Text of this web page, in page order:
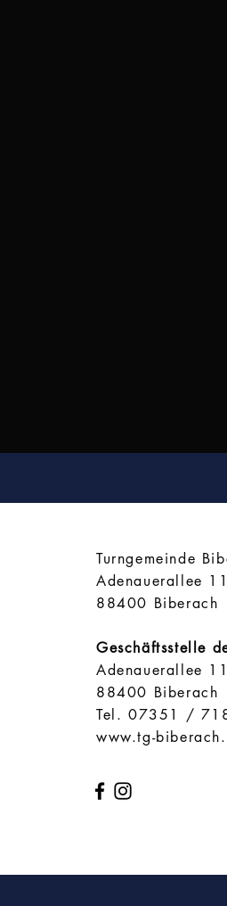
​Turngemeinde
Adenauerallee 11
88400 Biberach
Geschäftsstelle
Adenauerallee 11
88400 Biberach
Tel. 07351 /
www.tg-